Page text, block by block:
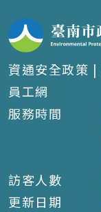
資通安全政策 |
員工網
服務時間
訪客人數
更新日期